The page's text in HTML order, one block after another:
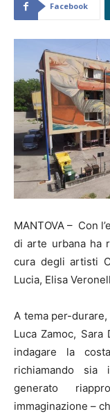
Facebook
MANTOVA – Con
di arte urbana ha
cura degli artisti
Lucia, Elisa
A tema per-
Luca Zamoc,
indagare la
richiamando sia
generato
immaginazione –